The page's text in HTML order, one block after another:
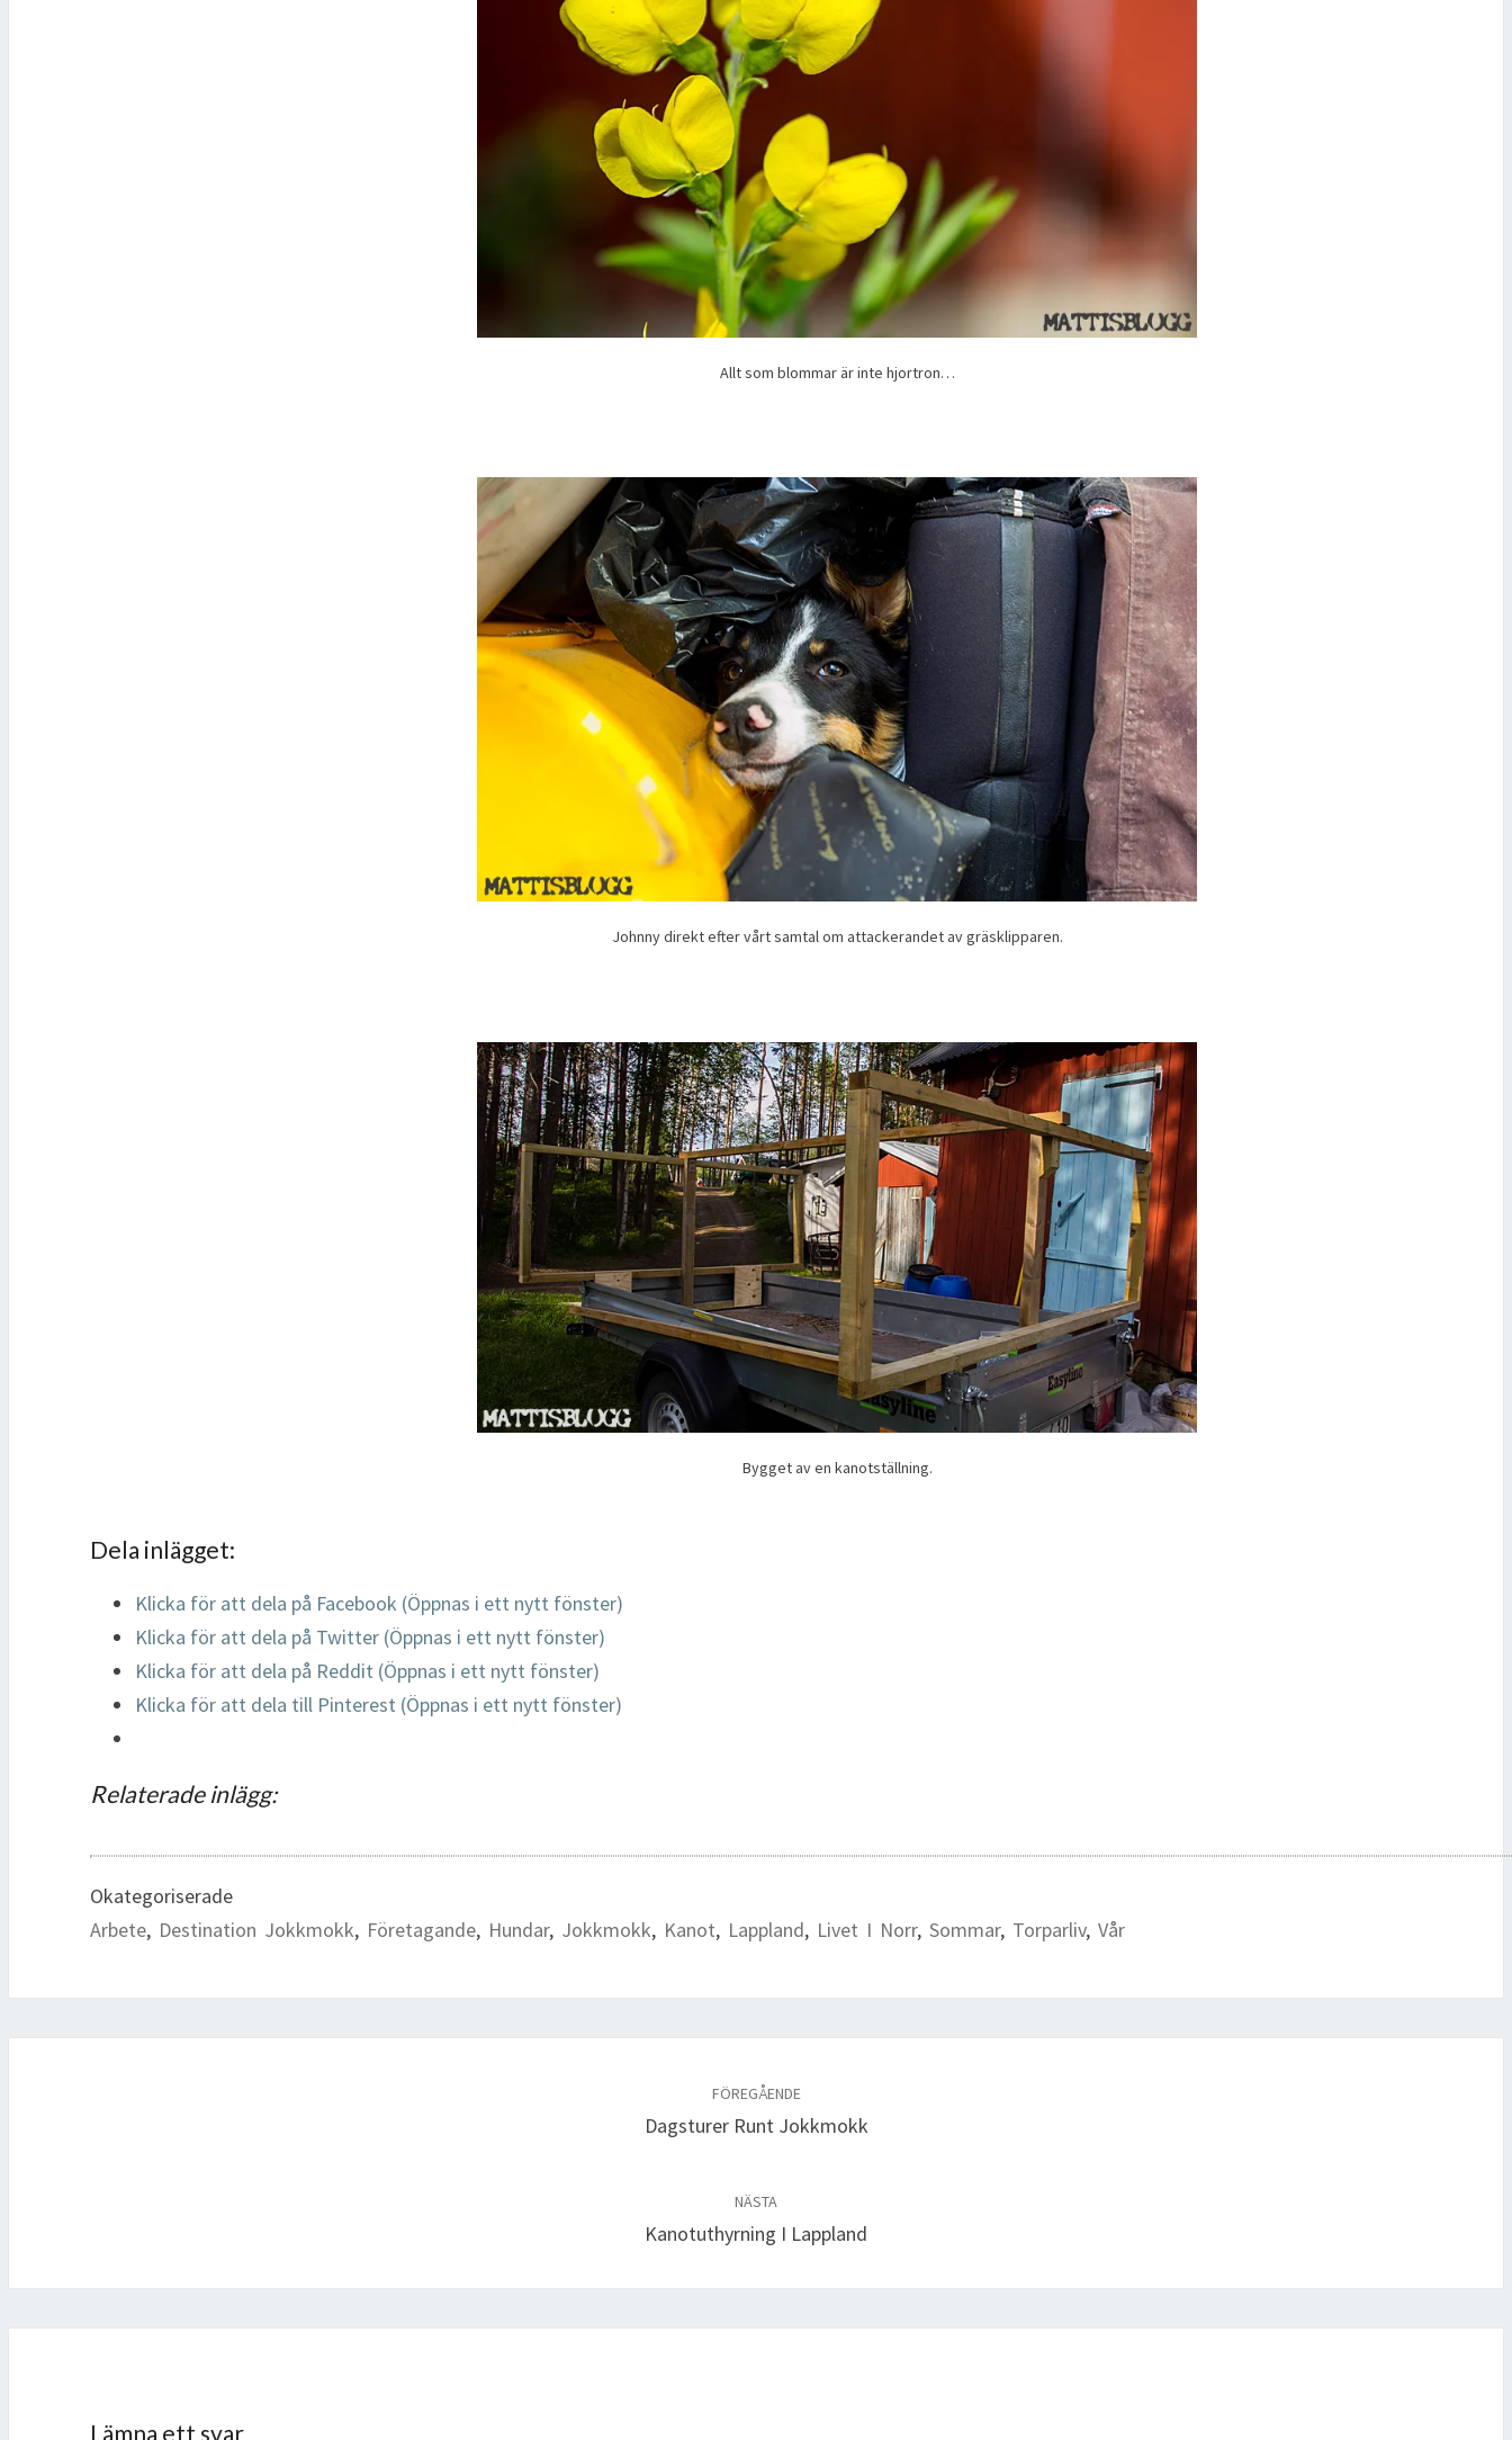
Allt som blommar är inte hjortron…
Johnny direkt efter vårt samtal om attackerandet av gräsklipparen.
Bygget av en kanotställning.
Dela inlägget:
Klicka för att dela på Facebook (Öppnas i ett nytt fönster)
Klicka för att dela på Twitter (Öppnas i ett nytt fönster)
Klicka för att dela på Reddit (Öppnas i ett nytt fönster)
Klicka för att dela till Pinterest (Öppnas i ett nytt fönster)
Relaterade inlägg:
Okategoriserade
Arbete, Destination Jokkmokk, Företagande, Hundar, Jokkmokk, Kanot, Lappland, Livet I Norr, Sommar, Torparliv, Vår
FÖREGÅENDE
Dagsturer Runt Jokkmokk
NÄSTA
Kanotuthyrning I Lappland
Lämna ett svar